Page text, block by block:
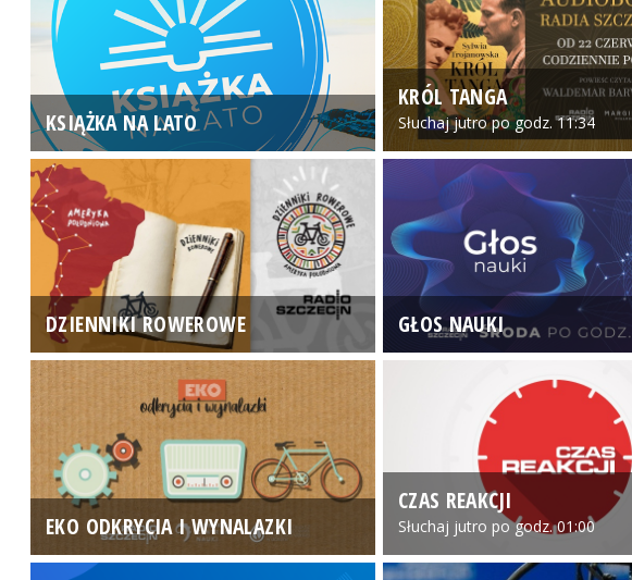
KSIĄŻKA NA LATO
KRÓL TANGA
Słuchaj jutro po godz. 11:34
DZIENNIKI ROWEROWE GŁOS NAUKI
EKO ODKRYCIA I WYNALAZKI
CZAS REAKCJI
Słuchaj jutro po godz. 01:00